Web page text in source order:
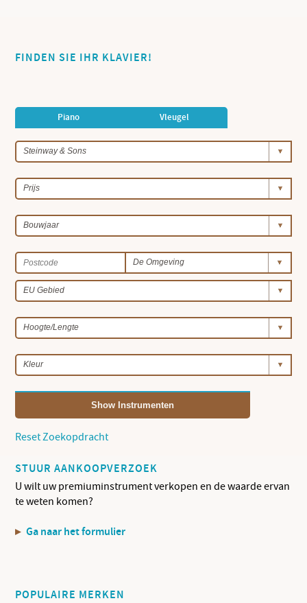
FINDEN SIE IHR KLAVIER!
Piano Vleugel
Show Instrumenten
Reset Zoekopdracht
STUUR AANKOOPVERZOEK
U wilt uw premiuminstrument verkopen en de waarde ervan
te weten komen?
Ga naar het formulier
POPULAIRE MERKEN